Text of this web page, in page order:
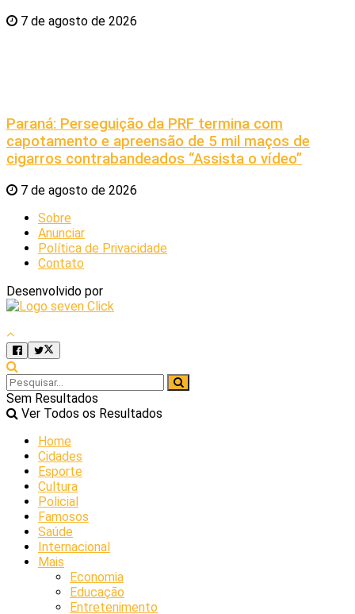
7 de agosto de 2026
Paraná: Perseguição da PRF termina com
capotamento e apreensão de 5 mil maços de
cigarros contrabandeados “Assista o vídeo”
7 de agosto de 2026
Sobre
Anunciar
Política de Privacidade
Contato
Desenvolvido por
Sem Resultados
Ver Todos os Resultados
Home
Cidades
Esporte
Cultura
Policial
Famosos
Saúde
Internacional
Mais
Economia
Educação
Entretenimento